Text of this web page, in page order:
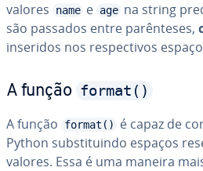
valores
name e age na string
são passados entre pa­rên­te­ses,
inseridos nos res­pec­ti­vos
A função format()
A função format()
é capaz de
Python subs­ti­tuindo espaços
valores. Essa é uma maneira